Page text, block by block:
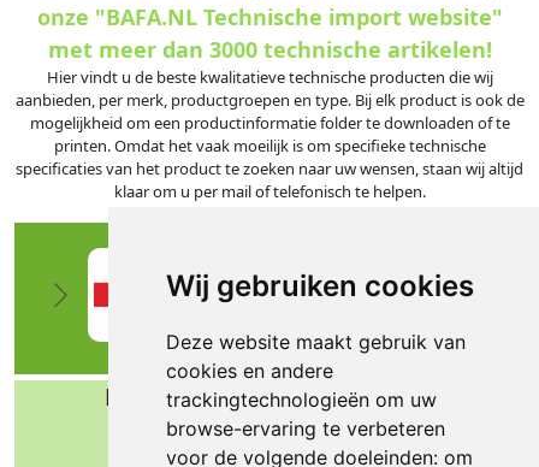
Wij gebruiken cookies
Deze website maakt gebruik van
cookies en andere
trackingtechnologieën om uw
browse-ervaring te verbeteren
voor de volgende doeleinden: om
onze "BAFA.NL Technische import website"
met meer dan 3000 technische artikelen!
Hier vindt u de beste kwalitatieve technische producten die wij
aanbieden, per merk, productgroepen en type. Bij elk product is ook de
mogelijkheid om een productinformatie folder te downloaden of te
printen. Omdat het vaak moeilijk is om specifieke technische
specificaties van het product te zoeken naar uw wensen, staan wij altijd
klaar om u per mail of telefonisch te helpen.
Bafa b.v. Technische import
Nijverheidsweg 11